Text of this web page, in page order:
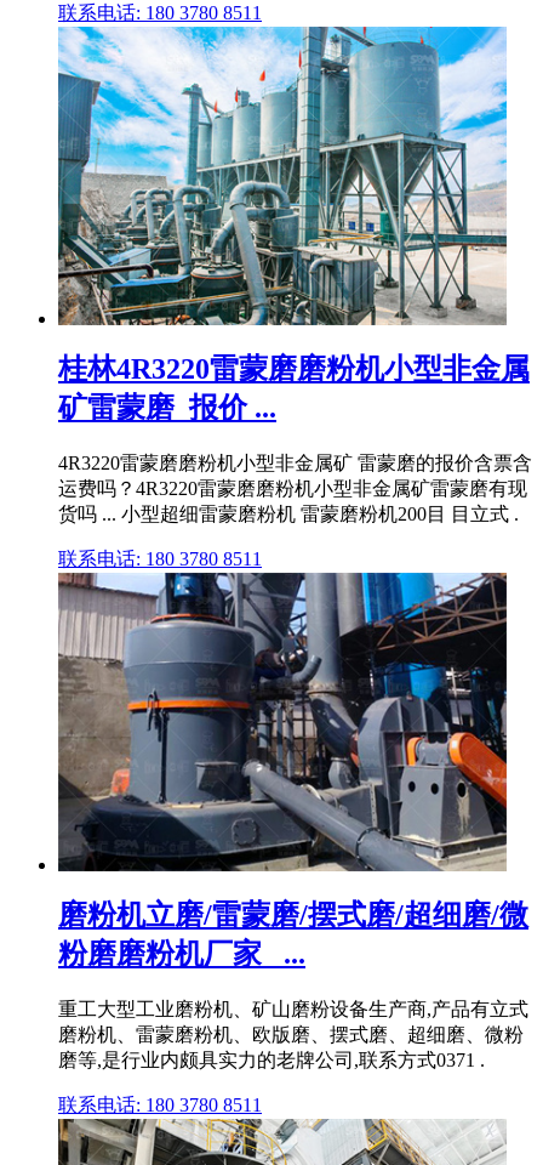
联系电话: 180 3780 8511
桂林4R3220雷蒙磨磨粉机小型非金属
矿雷蒙磨_报价 ...
4R3220雷蒙磨磨粉机小型非金属矿 雷蒙磨的报价含票含
运费吗？4R3220雷蒙磨磨粉机小型非金属矿雷蒙磨有现
货吗 ... 小型超细雷蒙磨粉机 雷蒙磨粉机200目 目立式 .
联系电话: 180 3780 8511
磨粉机立磨/雷蒙磨/摆式磨/超细磨/微
粉磨磨粉机厂家_ ...
重工大型工业磨粉机、矿山磨粉设备生产商,产品有立式
磨粉机、雷蒙磨粉机、欧版磨、摆式磨、超细磨、微粉
磨等,是行业内颇具实力的老牌公司,联系方式0371 .
联系电话: 180 3780 8511